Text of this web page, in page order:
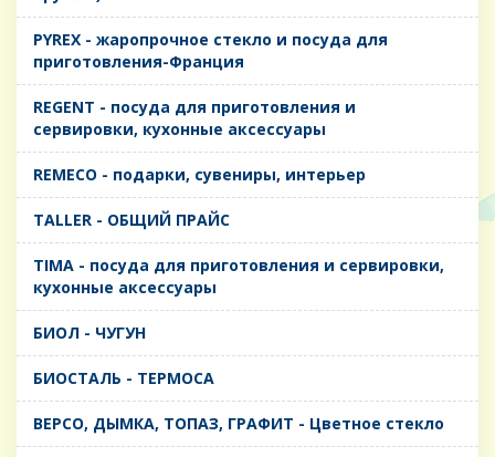
PYREX - жаропрочное стекло и посуда для
приготовления-Франция
REGENT - посуда для приготовления и
сервировки, кухонные аксессуары
REMECO - подарки, сувениры, интерьер
TALLER - ОБЩИЙ ПРАЙС
TIMA - посуда для приготовления и сервировки,
кухонные аксессуары
БИОЛ - ЧУГУН
БИОСТАЛЬ - ТЕРМОСА
ВЕРСО, ДЫМКА, ТОПАЗ, ГРАФИТ - Цветное стекло